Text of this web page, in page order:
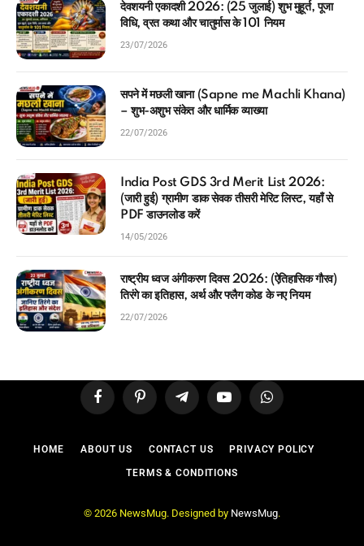
देवशयनी एकादशी 2026: (25 जुलाई) शुभ मुहूर्त, पूजा
विधि, व्रत कथा और चातुर्मास के 101 नियम
23/07/2026
सपने में मछली खाना (Sapne me Machli Khana)
– शुभ-अशुभ संकेत और धार्मिक व्याख्या
22/07/2026
India Post GDS 3rd Merit List 2026:
(जारी हुई) ग्रामीण डाक सेवक तीसरी मेरिट लिस्ट, यहाँ से
PDF डाउनलोड करें
14/05/2026
राष्ट्रीय ध्वज अंगीकरण दिवस 2026: (ऐतिहासिक गौरव)
तिरंगे का इतिहास, अर्थ और फ्लैग कोड के नए नियम
22/07/2026
FacebookPinterest TelegramYouTubeWhatsApp
HOME ABOUT US CONTACT US PRIVACY POLICY
TERMS & CONDITIONS
© 2026 NewsMug. Designed by NewsMug.